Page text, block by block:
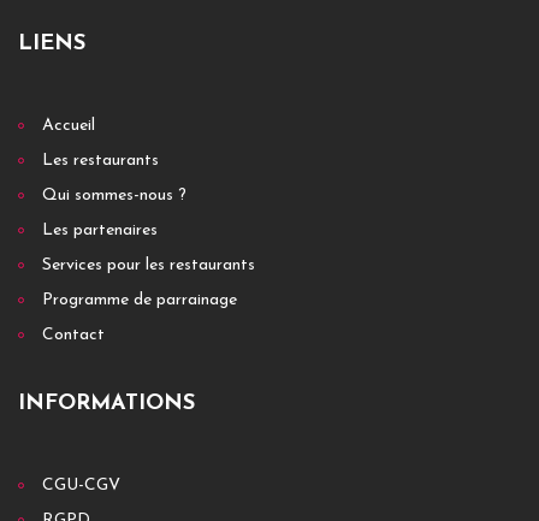
LIENS
Accueil
Les restaurants
Qui sommes-nous ?
Les partenaires
Services pour les restaurants
Programme de parrainage
Contact
INFORMATIONS
CGU-CGV